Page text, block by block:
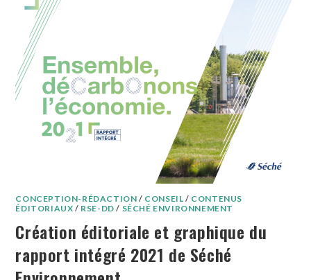
CONCEPTION-RÉDACTION / CONSEIL / CONTENUS
ÉDITORIAUX / RSE-DD / SÉCHÉ ENVIRONNEMENT
Création éditoriale et graphique du
rapport intégré 2021 de Séché